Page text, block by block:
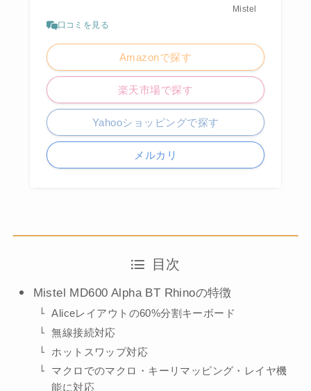
Mistel
口コミを見る
Amazonで探す
楽天市場で探す
Yahooショッピングで探す
メルカリ
目次
Mistel MD600 Alpha BT Rhinoの特徴
Aliceレイアウトの60%分割キーボード
無線接続対応
ホットスワップ対応
マクロでのマクロ・キーリマッピング・レイヤ機
能に対応